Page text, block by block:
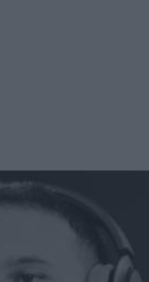
!
démocratise